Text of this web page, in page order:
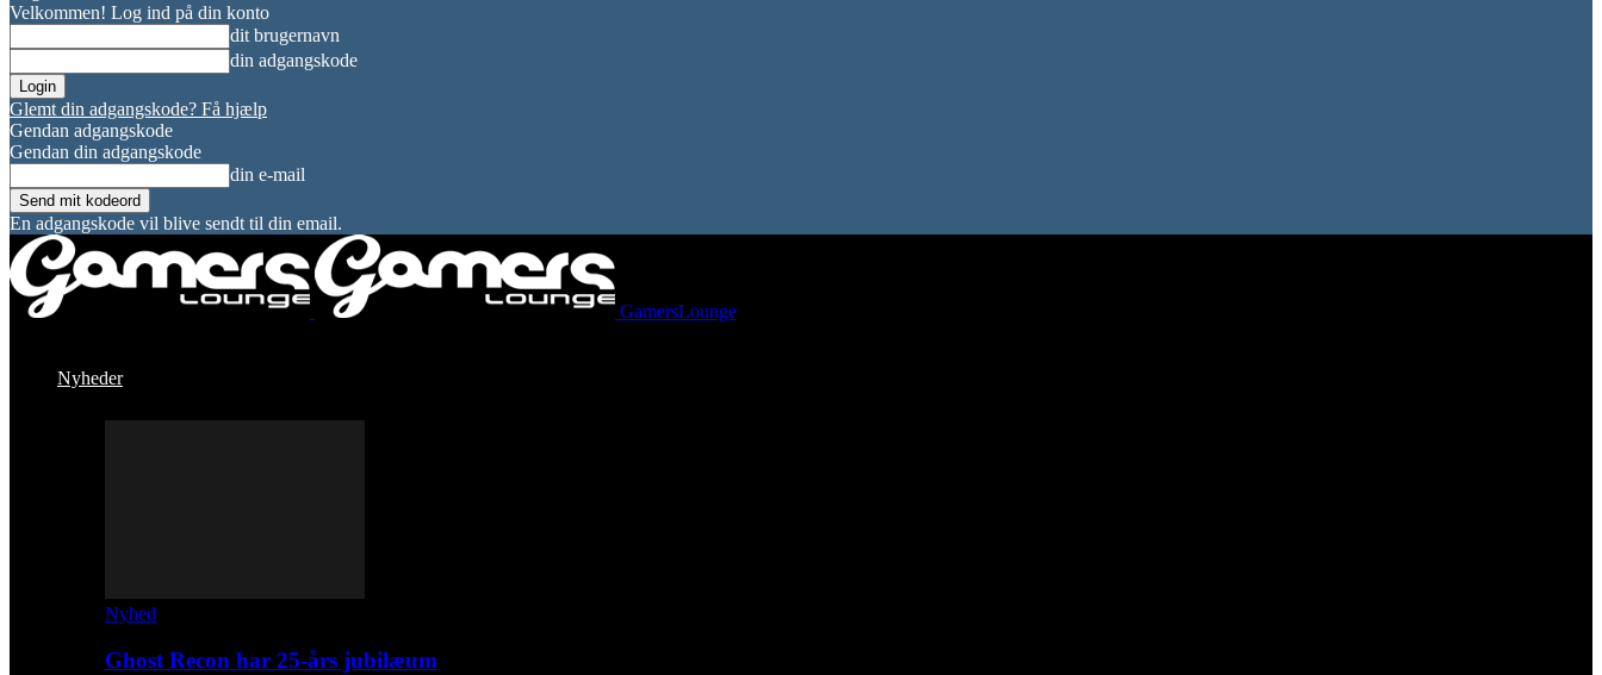
Velkommen! Log ind på din konto
dit brugernavn
din adgangskode
Glemt din adgangskode? Få hjælp
Gendan adgangskode
Gendan din adgangskode
din e-mail
En adgangskode vil blive sendt til din email.
GamersLounge
Nyheder
Nyhed
Ghost Recon har 25-års jubilæum